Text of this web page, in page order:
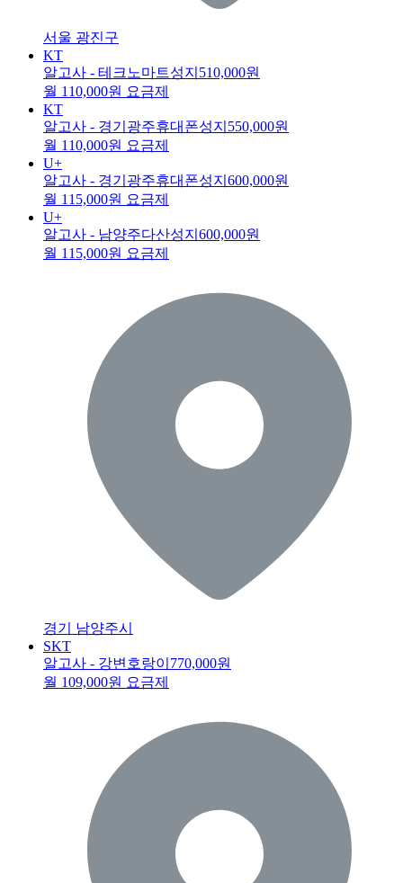
서울 광진구
KT
알고사 - 테크노마트성지 510,000원
월 110,000원 요금제
KT
알고사 - 경기광주휴대폰성지 550,000원
월 110,000원 요금제
U+
알고사 - 경기광주휴대폰성지 600,000원
월 115,000원 요금제
U+
알고사 - 남양주다산성지 600,000원
월 115,000원 요금제
경기 남양주시
SKT
알고사 - 강변호랑이 770,000원
월 109,000원 요금제